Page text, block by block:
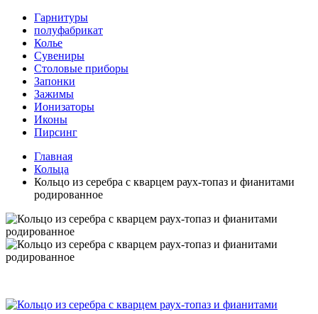
Гарнитуры
полуфабрикат
Колье
Сувениры
Столовые приборы
Запонки
Зажимы
Ионизаторы
Иконы
Пирсинг
Главная
Кольца
Кольцо из серебра с кварцем раух-топаз и фианитами
родированное